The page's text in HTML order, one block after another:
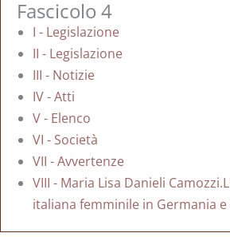
Fascicolo 4
I - Legislazione
II - Legislazione
III - Notizie
IV - Atti
V - Elenco
VI - Società
VII - Avvertenze
VIII - Maria Lisa Danieli
italiana femminile in Germania e